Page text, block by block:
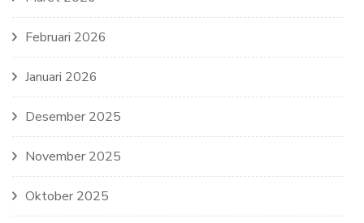
Februari 2026
Januari 2026
Desember 2025
November 2025
Oktober 2025